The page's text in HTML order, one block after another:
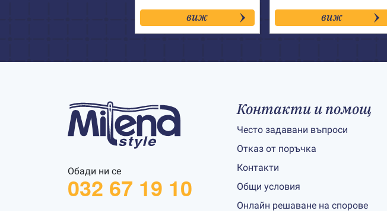
виж виж
Обади ни се
032 67 19 10
Контакти и помощ
Често задавани въпроси
Отказ от поръчка
Контакти
Общи условия
Онлайн решаване на спорове